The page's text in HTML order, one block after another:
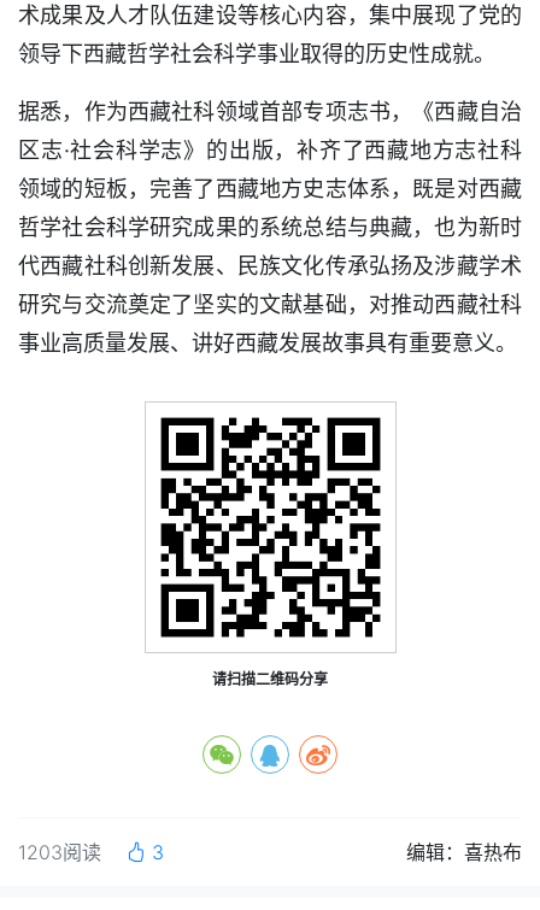
术成果及人才队伍建设等核心内容，集中展现了党的
领导下西藏哲学社会科学事业取得的历史性成就。
据悉，作为西藏社科领域首部专项志书，《西藏自治
区志·社会科学志》的出版，补齐了西藏地方志社科
领域的短板，完善了西藏地方史志体系，既是对西藏
哲学社会科学研究成果的系统总结与典藏，也为新时
代西藏社科创新发展、民族文化传承弘扬及涉藏学术
研究与交流奠定了坚实的文献基础，对推动西藏社科
事业高质量发展、讲好西藏发展故事具有重要意义。
请扫描二维码分享
1203阅读 3 编辑：喜热布